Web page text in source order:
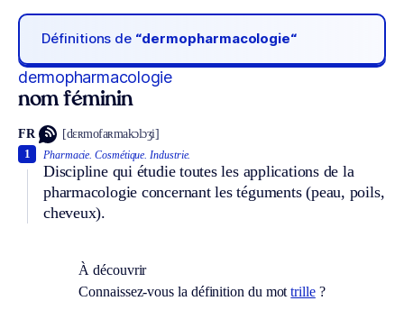
Définitions de “dermopharmacologie“
dermopharmacologie
nom féminin
FR [dɛʀmofaʀmakɔlɔʒi]
Pharmacie. Cosmétique. Industrie.
Discipline qui étudie toutes les applications de la
pharmacologie concernant les téguments (peau, poils,
cheveux).
1
À découvrir
Connaissez-vous la définition du mottrille?